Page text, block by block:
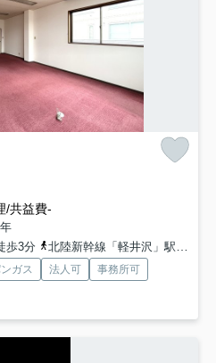
/共益費-
歩3分
北陸新幹線「軽井沢」駅 徒歩54分
ガス 法人可
事務所可